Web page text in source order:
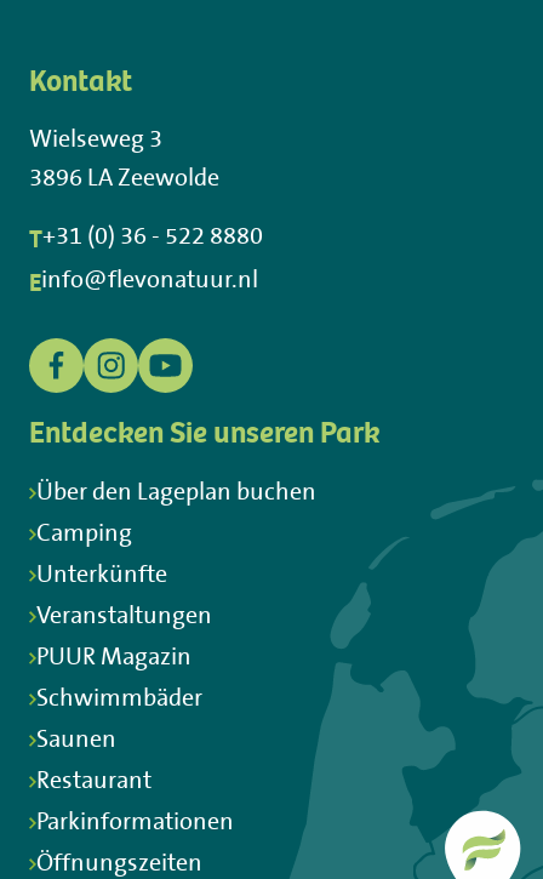
Kontakt
Wielseweg 3
3896 LA Zeewolde
T+31 (0) 36 - 522 8880
Einfo@flevonatuur.nl
Entdecken Sie unseren Park
Über den Lageplan buchen
Camping
Unterkünfte
Veranstaltungen
PUUR Magazin
Schwimmbäder
Saunen
Restaurant
Parkinformationen
Öffnungszeiten